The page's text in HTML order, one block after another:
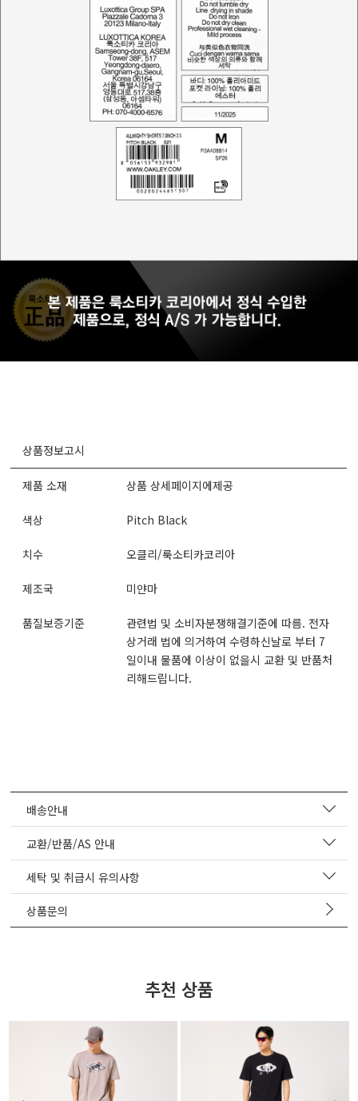
상품정보고시
제품 소재 상품 상세페이지에제공
색상 Pitch Black
치수 오클리/룩소티카코리아
제조국 미얀마
품질보증기준
관련법 및 소비자분쟁해결기준에 따름. 전자
상거래 법에 의거하여 수령하신날로 부터 7
일이내 물품에 이상이 없을시 교환 및 반품처
리해드립니다.
배송안내
교환/반품/AS 안내
세탁 및 취급시 유의사항
상품문의
추천 상품